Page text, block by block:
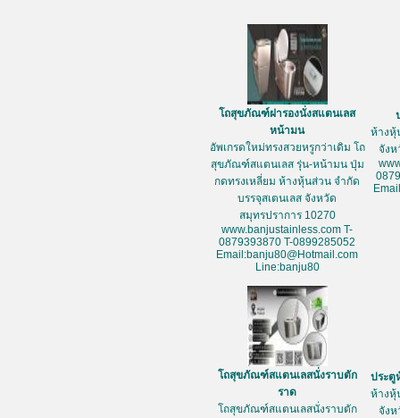
โถสุขภัณฑ์ฝารองนั่งสแตนเลส
หน้ามน
อัพเกรดใหม่ทรงสวยหรูกว่าเดิม โถ
สุขภัณฑ์สแตนเลส รุ่น-หน้ามน ปุ่ม
กดทรงเหลี่ยม ห้างหุ้นส่วน จำกัด
บรรจุสเตนเลส จังหวัด
สมุทรปราการ 10270
www.banjustainless.com T-
0879393870 T-0899285052
Email:banju80@Hotmail.com
Line:banju80
ห้างหุ้
จังห
โถสุขภัณฑ์สแตนเลสนั่งราบตัก
ราด
โถสุขภัณฑ์สแตนเลสนั่งราบตัก
ประตู
ห้างหุ้
จังห